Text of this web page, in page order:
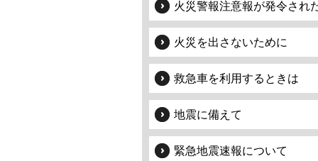
火災警報注意報が発令され
火災を出さないために
救急車を利用するときは
地震に備えて
緊急地震速報について